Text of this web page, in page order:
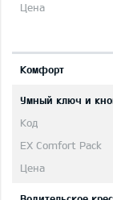
Комфорт
Умный ключ и